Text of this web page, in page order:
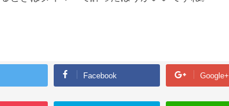
Facebook Google+